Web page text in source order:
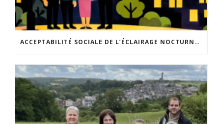
ACCEPTABILITÉ SOCIALE DE L’ÉCLAIRAGE NOCTURNE : LE REPLAY EST DISPONIBLE